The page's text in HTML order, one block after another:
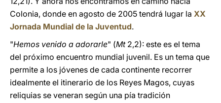
Colonia, donde en agosto de 2005 tendrá lugar la XX
Jornada Mundial de la Juventud.
"Hemos venido a adorarle" (Mt2,2): este es el tema
del próximo encuentro mundial juvenil. Es un tema que
permite a los jóvenes de cada continente recorrer
idealmente el itinerario de los Reyes Magos, cuyas
reliquias se veneran según una pía tradición